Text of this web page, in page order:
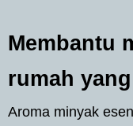
Membantu
rumah
Aroma minyak